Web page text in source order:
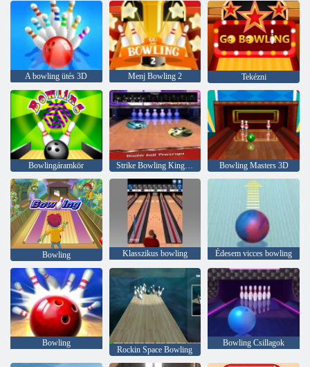
A bowling ütés 3D Menj Bowling 2 Tekézni
Bowlingáramkör Strike Bowling King 3D bowling Bowling Masters 3D
Bowling Klasszikus bowling Édesem vicces bowling
Bowling
Rockin Space Bowling
Bowling Csillagok